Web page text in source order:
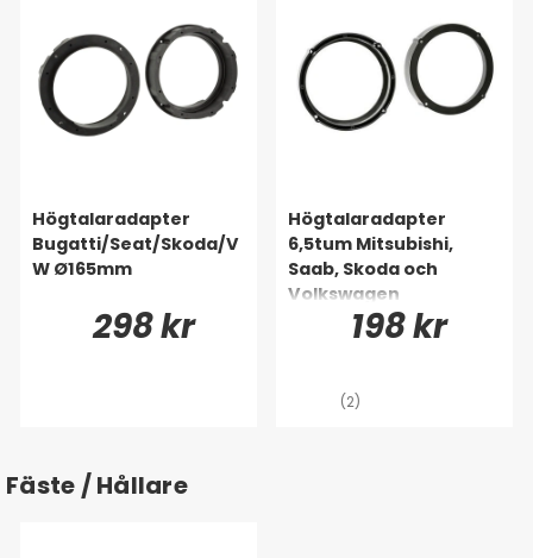
Högtalaradapter
Bugatti/Seat/Skoda/V
W Ø165mm
298 kr
Högtalaradapter
6,5tum Mitsubishi,
Saab, Skoda och
Volkswagen
198 kr
(2)
Fäste / Hållare